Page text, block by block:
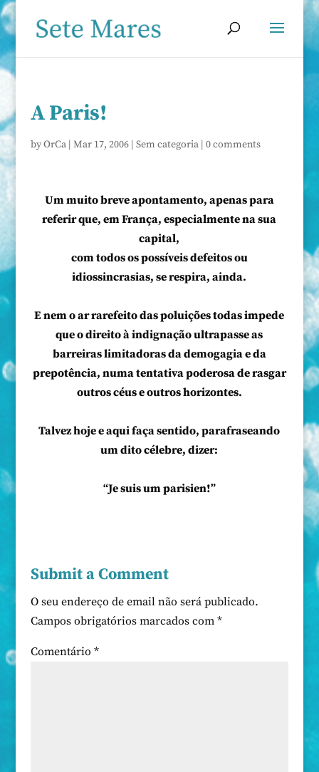
A Paris!
byOrCa| Mar 17, 2006| Sem categoria| 0 comments
Um muito breve apontamento, apenas para
referir que, em França, especialmente na sua
capital,
com todos os possíveis defeitos ou
idiossincrasias, se respira, ainda.
E nem o ar rarefeito das poluições todas impede
que o direito à indignação ultrapasse as
barreiras limitadoras da demogagia e da
prepotência, numa tentativa poderosa de rasgar
outros céus e outros horizontes.
Talvez hoje e aqui faça sentido, parafraseando
um dito célebre, dizer:
“Je suis um parisien!”
Submit a Comment
O seu endereço de email não será publicado.
Campos obrigatórios marcados com *
Comentário *